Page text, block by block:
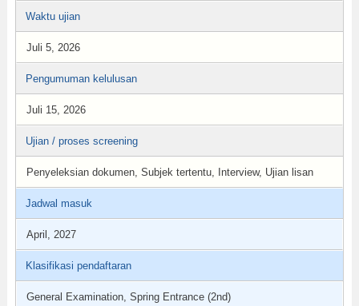
Waktu ujian
Juli 5, 2026
Pengumuman kelulusan
Juli 15, 2026
Ujian / proses screening
Penyeleksian dokumen, Subjek tertentu, Interview, Ujian lisan
Jadwal masuk
April, 2027
Klasifikasi pendaftaran
General Examination, Spring Entrance (2nd)